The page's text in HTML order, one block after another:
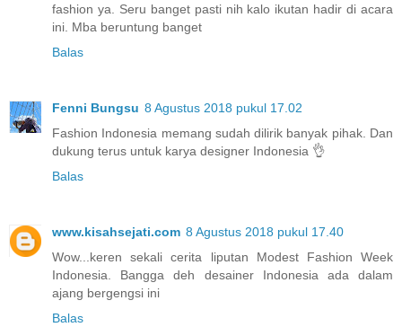
fashion ya. Seru banget pasti nih kalo ikutan hadir di acara
ini. Mba beruntung banget
Balas
Fenni Bungsu 8 Agustus 2018 pukul 17.02
Fashion Indonesia memang sudah dilirik banyak pihak. Dan
dukung terus untuk karya designer Indonesia 👌
Balas
www.kisahsejati.com 8 Agustus 2018 pukul 17.40
Wow...keren sekali cerita liputan Modest Fashion Week
Indonesia. Bangga deh desainer Indonesia ada dalam
ajang bergengsi ini
Balas